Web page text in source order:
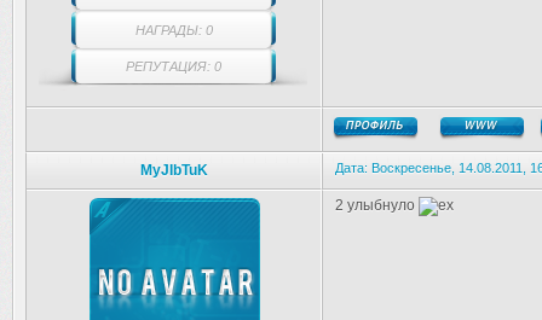
НАГРАДЫ: 0
РЕПУТАЦИЯ: 0
MyJIbTuK Дата: Воскресенье, 14.08.2011,
2 улыбнуло